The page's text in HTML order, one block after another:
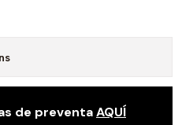
de preventaAQUÍ